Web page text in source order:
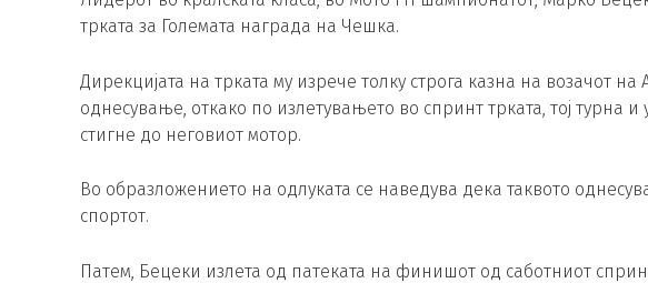
трката за Големата награда на Чешка.
Дирекцијата на трката му изрече толку строга казна на возачот на
однесување, откако по излетувањето во спринт трката, тој турна и
стигне до неговиот мотор.
Во образложението на одлуката се наведува дека таквото
спортот.
Патем, Бецеки излета од патеката на финишот од саботниот